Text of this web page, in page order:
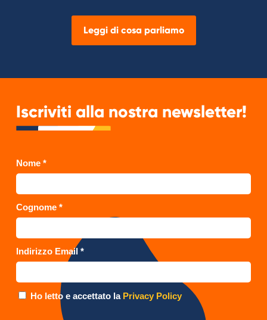
Leggi di cosa parliamo
Iscriviti alla nostra newsletter!